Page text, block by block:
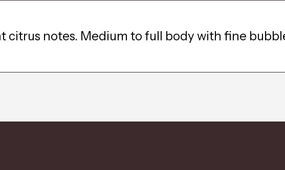
citrus notes. Medium to full body with fine